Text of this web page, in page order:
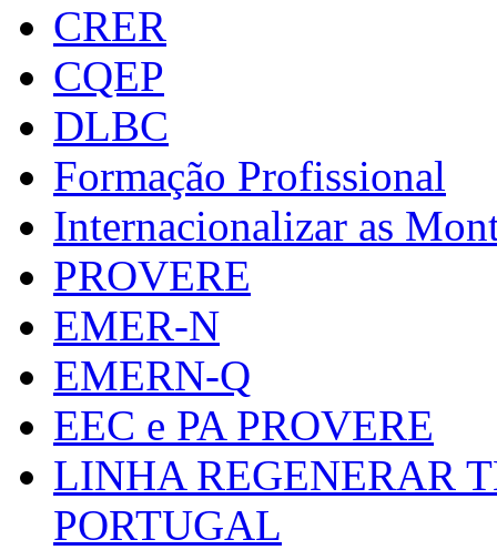
CRER
CQEP
DLBC
Formação Profissional
Internacionalizar as
PROVERE
EMER-N
EMERN-Q
EEC e PA PROVERE
LINHA REGENERAR
PORTUGAL